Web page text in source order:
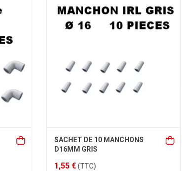
SACHET DE 10 MANCHONS
D16MM GRIS
1,55 €(TTC)